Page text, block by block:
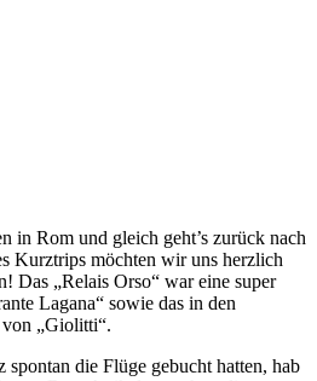
in Rom und gleich geht’s zurück nach
Kurztrips möchten wir uns herzlich
Das „Relais Orso“ war eine super
Lagana“ sowie das in den
„Giolitti“.
spontan die Flüge gebucht hatten, hab